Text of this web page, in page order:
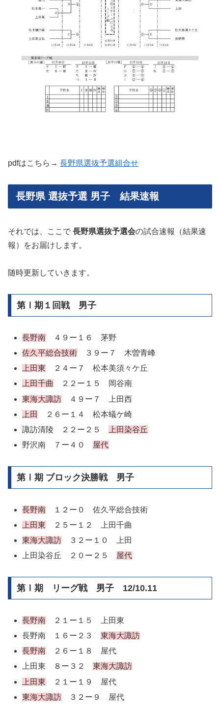
pdfはこちら→ 長野県選抜予選組合せ
長野県 選抜予選 男子 結果速報
それでは、ここで 長野県選抜予選会の試合速報（結果速
報）をお届けします。
随時更新していきます。
第Ⅰ期１回戦 男子
長野南 ４９ー１６ 茅野
佐久平総合技術 ３９ー７ 木曽青峰
上田東 ２４ー７ 松本美須々ケ丘
上田千曲
２２ー１５ 岡谷南
東海大諏訪 ４９ー７ 上田西
上田
２６ー１４ 松本蟻ケ崎
諏訪清陵 ２２ー２５
上田染谷丘
野沢南 ７ー４０
屋代
第Ⅰ期 ブロック決勝戦 男子
長野南 １２ー０ 佐久平総合技術
上田東 ２５ー１２ 上田千曲
東海大諏訪 ３２ー１０ 上田
上田染谷丘 ２０ー２５
屋代
第Ⅰ期 リーグ戦 男子 12/10.11
長野南 ２１ー１５ 上田東
長野南 １６ー２３東海大諏訪
長野南 ２６ー１８ 屋代
上田東 ８ー３２東海大諏訪
上田東 ２１ー１９ 屋代
東海大諏訪 ３２ー９ 屋代